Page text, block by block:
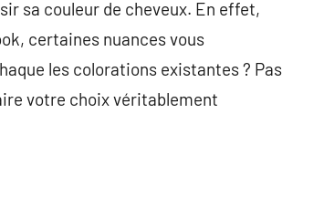
sa couleur de cheveux. En effet,
certaines nuances vous
les colorations existantes ? Pas
votre choix véritablement